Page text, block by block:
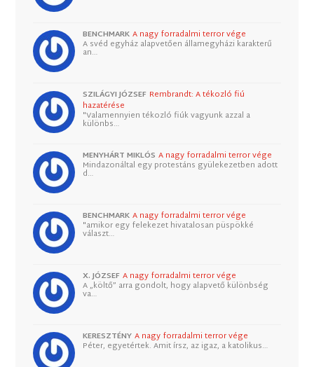
BENCHMARK A nagy forradalmi terror vége
A svéd egyház alapvetően államegyházi karakterű
an…
SZILÁGYI JÓZSEF Rembrandt: A tékozló fiú
hazatérése
"Valamennyien tékozló fiúk vagyunk azzal a
különbs…
MENYHÁRT MIKLÓS A nagy forradalmi terror vége
Mindazonáltal egy protestáns gyülekezetben adott
d…
BENCHMARK A nagy forradalmi terror vége
"amikor egy felekezet hivatalosan püspökké
választ…
X. JÓZSEF A nagy forradalmi terror vége
A „költő” arra gondolt, hogy alapvető különbség
va…
KERESZTÉNY A nagy forradalmi terror vége
Péter, egyetértek. Amit írsz, az igaz, a katolikus…